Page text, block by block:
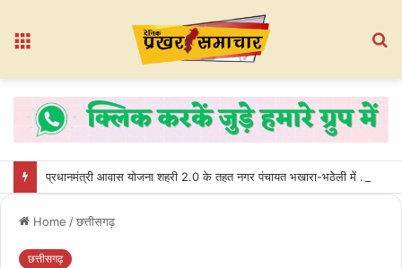
प्रधानमंत्री आवास योजना शहरी 2.0 के तहत नगर पंचायत भखारा-भठेली में हितग्राहियों को प्रदान किए गए अधिकार पत्र
Home /छत्तीसगढ़
छत्तीसगढ़